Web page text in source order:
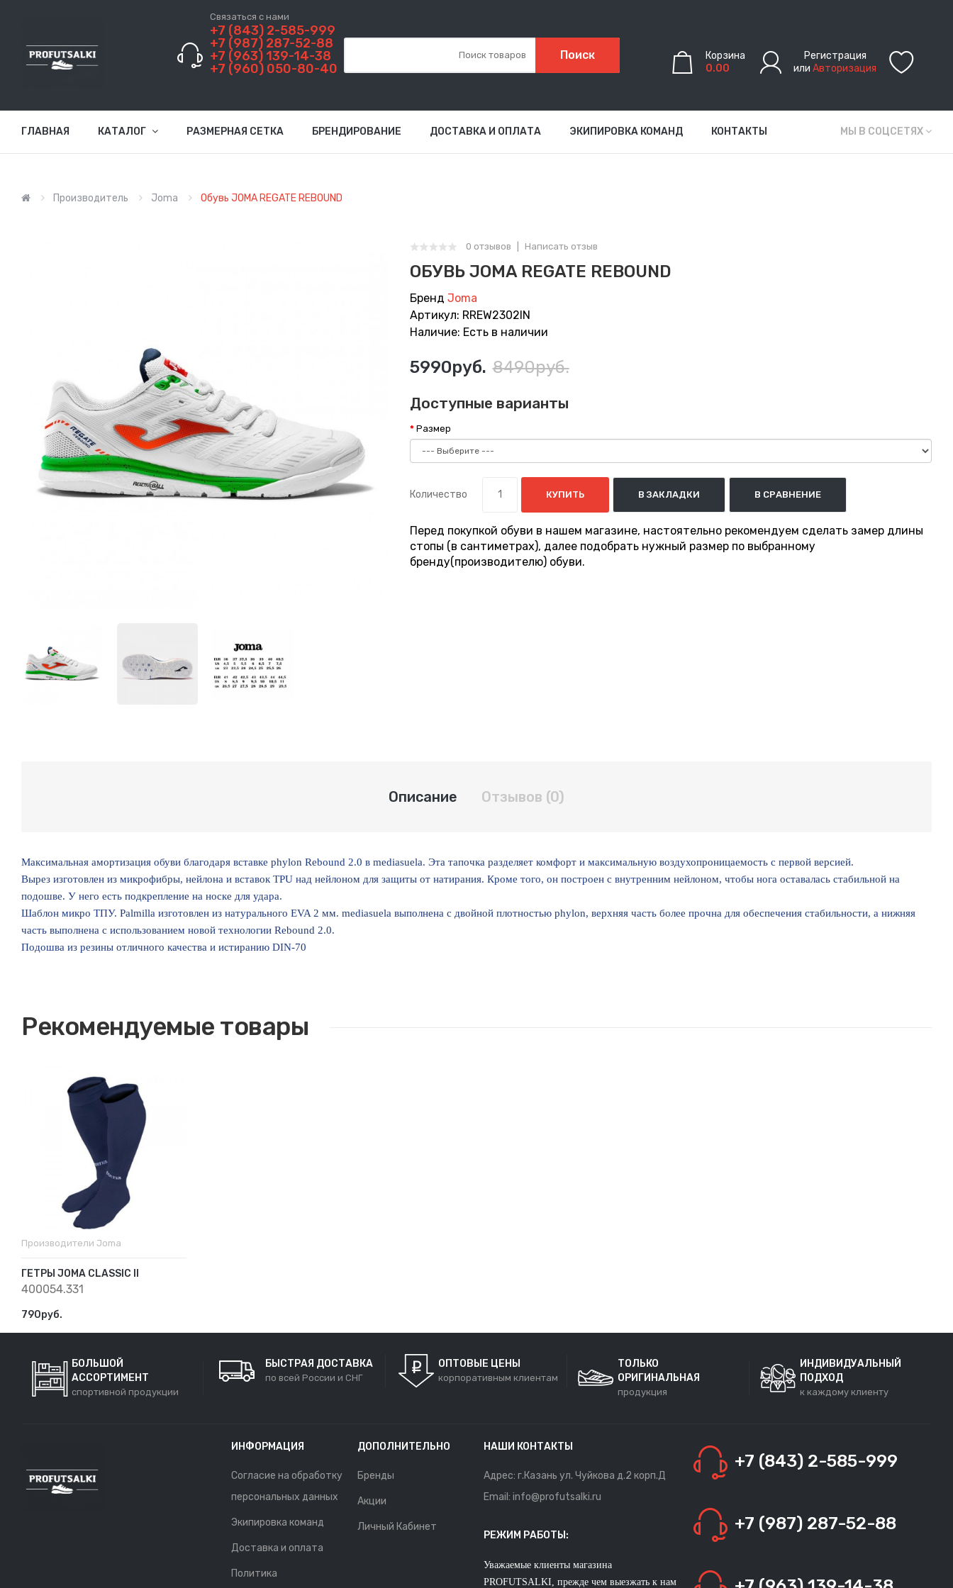
Связаться с нами
+7 (843) 2-585-999
+7 (987) 287-52-88
+7 (963) 139-14-38
+7 (960) 050-80-40
Поиск
Регистрация
или Авторизация
Корзина
0.00
МЫ В СОЦСЕТЯХ
ГЛАВНАЯ КАТАЛОГ РАЗМЕРНАЯ СЕТКА БРЕНДИРОВАНИЕ ДОСТАВКА И ОПЛАТА ЭКИПИРОВКА КОМАНД КОНТАКТЫ
Производитель Joma Обувь JOMA REGATE REBOUND
0 отзывов Написать отзыв
ОБУВЬ JOMA REGATE REBOUND
Бренд Joma
Артикул: RREW2302IN
Наличие: Есть в наличии
5990руб. 8490руб.
Доступные варианты
Размер
Количество КУПИТЬ В ЗАКЛАДКИ В СРАВНЕНИЕ
Перед покупкой обуви в нашем магазине, настоятельно рекомендуем сделать замер длины
стопы (в сантиметрах), далее подобрать нужный размер по выбранному
бренду(производителю) обуви.
Описание Отзывов (0)
Максимальная амортизация обуви благодаря вставке phylon Rebound 2.0 в mediasuela. Эта тапочка разделяет комфорт и максимальную воздухопроницаемость с первой версией.
Вырез изготовлен из микрофибры, нейлона и вставок TPU над нейлоном для защиты от натирания. Кроме того, он построен с внутренним нейлоном, чтобы нога оставалась стабильной на
подошве. У него есть подкрепление на носке для удара.
Шаблон микро ТПУ. Palmilla изготовлен из натурального EVA 2 мм. mediasuela выполнена с двойной плотностью phylon, верхняя часть более прочна для обеспечения стабильности, а нижняя
часть выполнена с использованием новой технологии Rebound 2.0.
Подошва из резины отличного качества и истиранию DIN-70
Рекомендуемые товары
Производители Joma
ГЕТРЫ JOMA CLASSIC II
400054.331
790руб.
БОЛЬШОЙ
АССОРТИМЕНТ
спортивной продукции
БЫСТРАЯ ДОСТАВКА
по всей России и СНГ
ОПТОВЫЕ ЦЕНЫ
корпоративным клиентам
ТОЛЬКО
ОРИГИНАЛЬНАЯ
продукция
ИНДИВИДУАЛЬНЫЙ
ПОДХОД
к каждому клиенту
ИНФОРМАЦИЯ
Согласие на обработку
персональных данных
Экипировка команд
Доставка и оплата
Политика
ДОПОЛНИТЕЛЬНО
Бренды
Акции
Личный Кабинет
НАШИ КОНТАКТЫ
Адрес: г.Казань ул. Чуйкова д.2 корп.Д
Email: info@profutsalki.ru
РЕЖИМ РАБОТЫ:
Уважаемые клиенты магазина
PROFUTSALKI, прежде чем выезжать к нам
+7 (843) 2-585-999
+7 (987) 287-52-88